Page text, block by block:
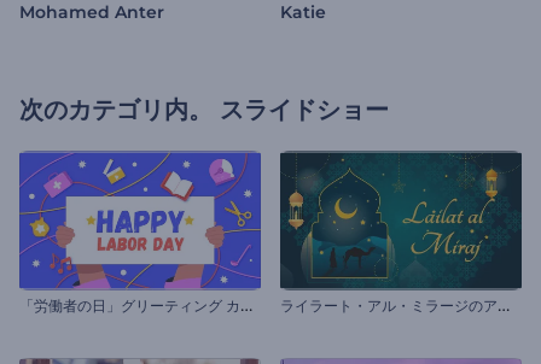
Mohamed Anter Katie
次のカテゴリ内。 スライドショー
「
労働者の日」グリーティング カード ラ
イラート・アル・ミラージのアニメーション